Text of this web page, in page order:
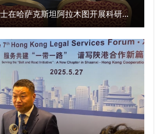
国际法学院张光耀博士在哈萨克斯坦阿拉木图开展科研与社会服务活动